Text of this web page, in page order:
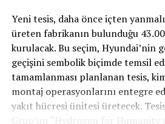
Sport ile Yere Basıyor
Türkiye’nin otomobiliTOGG T10X
değerlerine sahip elektrikli
tutunma kabiliyeti çok daha
olarak bizzat deneyimlediğimiz
Sport, performans odaklı
Yeni tesis, daha önce içten
üreten fabrikanın bulunduğu
kurulacak. Bu seçim, Hyundai’nin
geçişini sembolik biçimde temsil
tamamlanması planlanan tesis,
montaj operasyonlarını entegre
yakıt hücresi ünitesi üretecek.
Grup’un “Hydrogen for Humanity